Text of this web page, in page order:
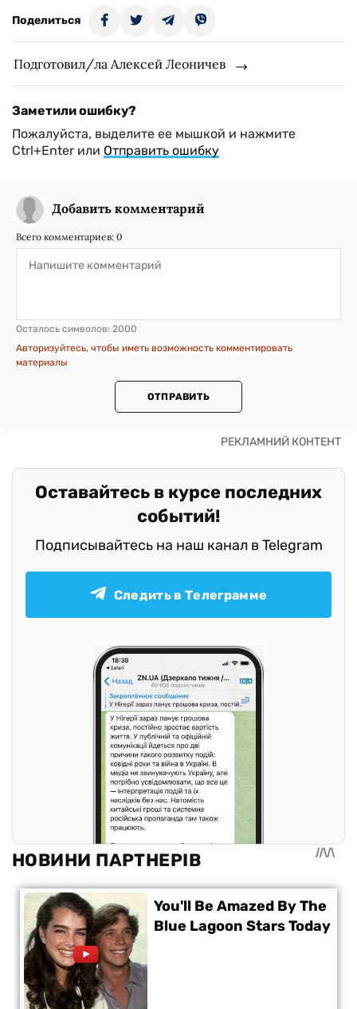
Поделиться
Подготовил/ла Алексей Леоничев
Заметили ошибку?
Пожалуйста, выделите ее мышкой и нажмите
Ctrl+Enter или Отправить ошибку
Добавить комментарий
Всего комментариев: 0
Осталось символов: 2000
Авторизуйтесь, чтобы иметь возможность комментировать
материалы
ОТПРАВИТЬ
Оставайтесь в курсе последних
событий!
Подписывайтесь на наш канал в Telegram
Следить в Телеграмме